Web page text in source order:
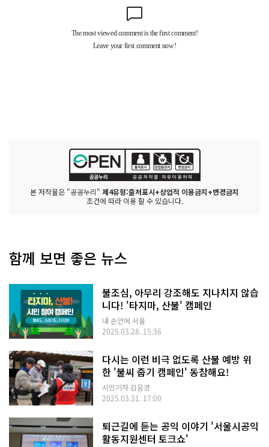
본 저작물은 "공공누리" 제4유형:출처표시+상업적 이용금지+변경금지
조건에 따라 이용 할 수 있습니다.
함께 보면 좋은 뉴스
불조심, 아무리 강조해도 지나치지 않습
니다! '타지마, 산불' 캠페인
내 손안에 서울
2025.03.28. 15:36
다시는 이런 비극 없도록 산불 예방 위
한 '불씨 줍기 캠페인' 동참해요!
시민기자 김윤경
2025.03.31. 17:00
퇴근길에 듣는 공익 이야기 '서울시공익
활동지원센터 토크쇼'